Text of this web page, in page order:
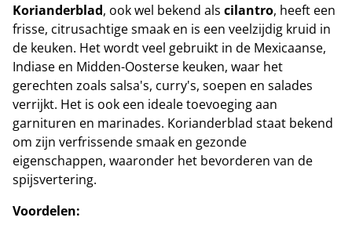
Korianderblad, ook wel bekend als cilantro, heeft een
frisse, citrusachtige smaak en is een veelzijdig kruid in
de keuken. Het wordt veel gebruikt in de Mexicaanse,
Indiase en Midden-Oosterse keuken, waar het
gerechten zoals salsa's, curry's, soepen en salades
verrijkt. Het is ook een ideale toevoeging aan
garnituren en marinades. Korianderblad staat bekend
om zijn verfrissende smaak en gezonde
eigenschappen, waaronder het bevorderen van de
spijsvertering.
Voordelen: